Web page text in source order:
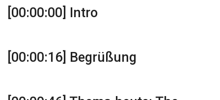
[00:00:00] Intro
[00:00:16] Begrüßung